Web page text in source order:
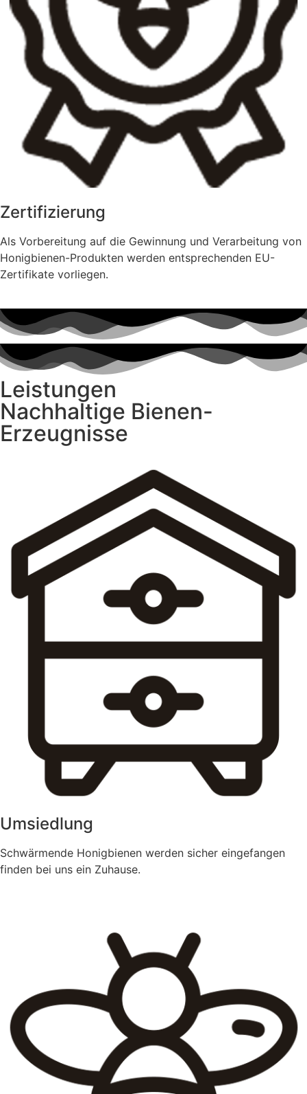
Zertifizierung
Als Vorbereitung auf die Gewinnung und Verarbeitung von
Honigbienen-Produkten werden entsprechenden EU-
Zertifikate vorliegen.
Leistungen
Nachhaltige Bienen-
Erzeugnisse
Umsiedlung
Schwärmende Honigbienen werden sicher eingefangen
finden bei uns ein Zuhause.